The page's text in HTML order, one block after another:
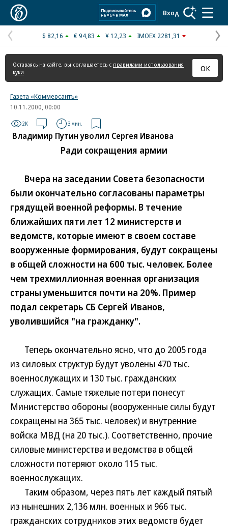
Вход
Предыдущая
страница
$ 82,16 € 94,83 ¥ 12,23 IMOEX 2281,31
Оставаясь на сайте, вы соглашаетесь с правилами использования
куки
ОК
Газета «Коммерсантъ»
10.11.2000, 00:00
2K 3 мин.
Владимир Путин уволил Сергея Иванова
Ради сокращения армии
Вчера на заседании Совета безопасности
были окончательно согласованы параметры
грядущей военной реформы. В течение
ближайших пяти лет 12 министерств и
ведомств, которые имеют в своем составе
вооруженные формирования, будут сокращены
в общей сложности на 600 тыс. человек. Более
чем трехмиллионная военная организация
страны уменьшится почти на 20%. Пример
подал секретарь СБ Сергей Иванов,
уволившийся "на гражданку".
Теперь окончательно ясно, что до 2005 года
из силовых структур будут уволены 470 тыс.
военнослужащих и 130 тыс. гражданских
служащих. Самые тяжелые потери понесут
Министерство обороны (вооруженные силы будут
сокращены на 365 тыс. человек) и внутренние
войска МВД (на 20 тыс.). Соответственно, прочие
силовые министерства и ведомства в общей
сложности потеряют около 115 тыс.
военнослужащих.
Таким образом, через пять лет каждый пятый
из нынешних 2,136 млн. военных и 966 тыс.
гражданских сотрудников этих ведомств будет